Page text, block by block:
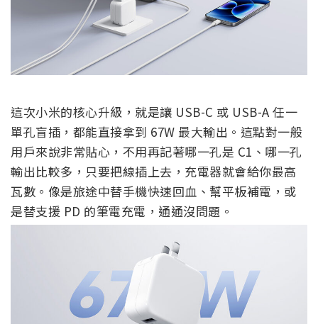
這次小米的核心升級，就是讓 USB-C 或 USB-A 任一
單孔盲插，都能直接拿到 67W 最大輸出。這點對一般
用戶來說非常貼心，不用再記著哪一孔是 C1、哪一孔
輸出比較多，只要把線插上去，充電器就會給你最高
瓦數。像是旅途中替手機快速回血、幫平板補電，或
是替支援 PD 的筆電充電，通通沒問題。